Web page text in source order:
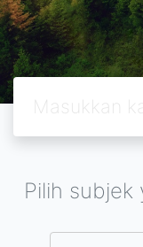
Pilih subjek